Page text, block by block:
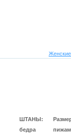
ШТАНЫ:
бедра